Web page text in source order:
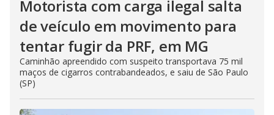
Motorista com carga ilegal salta
de veículo em movimento para
tentar fugir da PRF, em MG
Caminhão apreendido com suspeito transportava 75 mil
maços de cigarros contrabandeados, e saiu de São Paulo
(SP)